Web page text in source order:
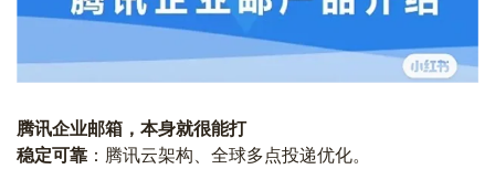
腾讯企业邮箱，本身就很能打
稳定可靠 ：腾讯云架构、全球多点投递优化。